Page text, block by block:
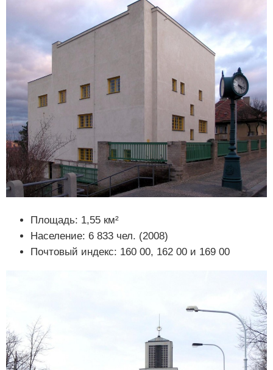
Площадь: 1,55 км²
Население: 6 833 чел. (2008)
Почтовый индекс: 160 00, 162 00 и 169 00